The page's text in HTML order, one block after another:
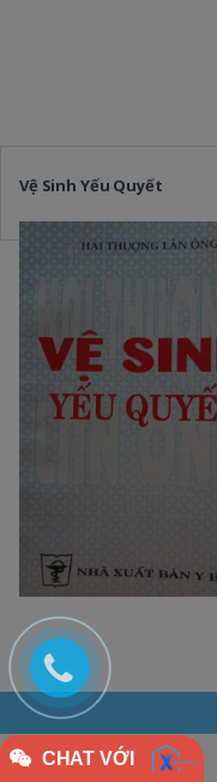
Vệ Sinh Yếu Quyết
CHAT VỚI